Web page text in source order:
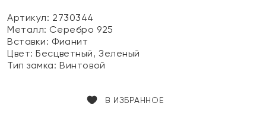
Артикул: 2730344
Металл: Серебро 925
Вставки: Фианит
Цвет:Бесцветный, Зеленый
Тип замка:Винтовой
В ИЗБРАННОЕ